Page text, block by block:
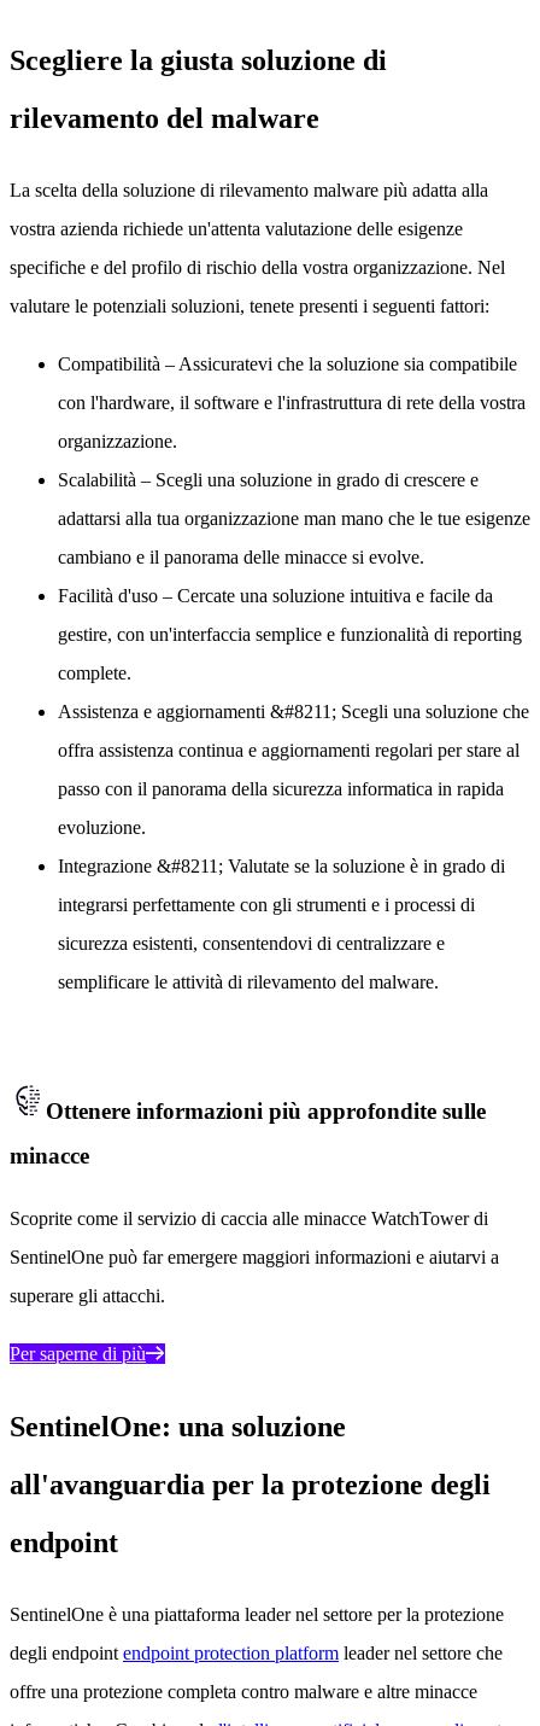
Scegliere la giusta soluzione di
rilevamento del malware
La scelta della soluzione di rilevamento malware più adatta alla
vostra azienda richiede un'attenta valutazione delle esigenze
specifiche e del profilo di rischio della vostra organizzazione. Nel
valutare le potenziali soluzioni, tenete presenti i seguenti fattori:
Compatibilità – Assicuratevi che la soluzione sia compatibile
con l'hardware, il software e l'infrastruttura di rete della vostra
organizzazione.
Scalabilità – Scegli una soluzione in grado di crescere e
adattarsi alla tua organizzazione man mano che le tue esigenze
cambiano e il panorama delle minacce si evolve.
Facilità d'uso – Cercate una soluzione intuitiva e facile da
gestire, con un'interfaccia semplice e funzionalità di reporting
complete.
Assistenza e aggiornamenti &#8211; Scegli una soluzione che
offra assistenza continua e aggiornamenti regolari per stare al
passo con il panorama della sicurezza informatica in rapida
evoluzione.
Integrazione &#8211; Valutate se la soluzione è in grado di
integrarsi perfettamente con gli strumenti e i processi di
sicurezza esistenti, consentendovi di centralizzare e
semplificare le attività di rilevamento del malware.
Ottenere informazioni più approfondite sulle
minacce
Scoprite come il servizio di caccia alle minacce WatchTower di
SentinelOne può far emergere maggiori informazioni e aiutarvi a
superare gli attacchi.
Per saperne di più
SentinelOne: una soluzione
all'avanguardia per la protezione degli
endpoint
SentinelOne è una piattaforma leader nel settore per la protezione
degli endpoint endpoint protection platform leader nel settore che
offre una protezione completa contro malware e altre minacce